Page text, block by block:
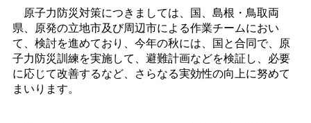
原子力防災対策につきましては、国、島根・鳥取両
県、原発の立地市及び周辺市による作業チームにおい
て、検討を進めており、今年の秋には、国と合同で、原
子力防災訓練を実施して、避難計画などを検証し、必要
に応じて改善するなど、さらなる実効性の向上に努めて
まいります。